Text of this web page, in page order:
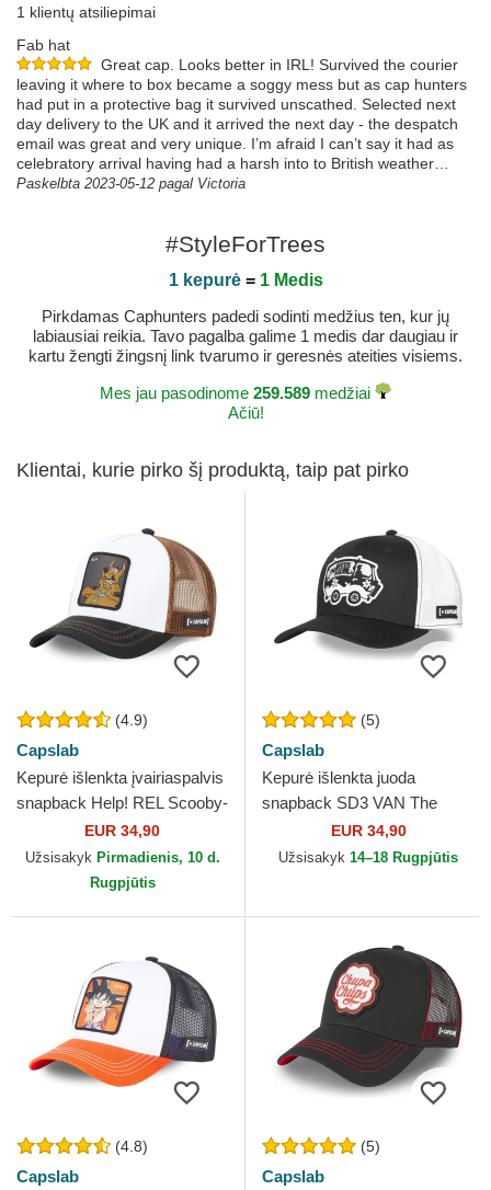
1 klientų atsiliepimai
Fab hat
Great cap. Looks better in IRL! Survived the courier
leaving it where to box became a soggy mess but as cap hunters
had put in a protective bag it survived unscathed. Selected next
day delivery to the UK and it arrived the next day - the despatch
email was great and very unique. I’m afraid I can’t say it had as
celebratory arrival having had a harsh into to British weather…
Paskelbta 2023-05-12 pagal Victoria
#StyleForTrees
1 kepurė= 1 Medis
Pirkdamas Caphunters padedi sodinti medžius ten, kur jų
labiausiai reikia. Tavo pagalba galime 1 medis dar daugiau ir
kartu žengti žingsnį link tvarumo ir geresnės ateities visiems.
Mes jau pasodinome 259.589 medžiai
Ačiū!
Klientai, kurie pirko šį produktą, taip pat pirko
(4.9)
Capslab
Kepurė išlenkta įvairiaspalvis
snapback Help! REL Scooby-
Doo CapslabEUR 34,90
Užsisakyk Pirmadienis, 10 d.
Rugpjūtis
(5)
Capslab
Kepurė išlenkta juoda
snapback SD3 VAN The
Mystery Machine Scooby-
Doo Capslab
EUR 34,90
Užsisakyk 14–18 Rugpjūtis
(4.8)
Capslab
(5)
Capslab